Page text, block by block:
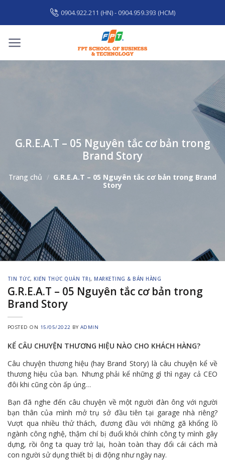
content
0904.922.211 (HN) - 0904.959.393 (HCM)
G.R.E.A.T – 05 Nguyên tắc cơ bản trong
Brand Story
Trang chủ / G.R.E.A.T – 05 Nguyên tắc cơ bản trong Brand
Story
TIN TỨC,KIẾN THỨC QUẢN TRỊ,MARKETING & BÁN HÀNG
G.R.E.A.T – 05 Nguyên tắc cơ bản trong
Brand Story
POSTED ON 15/05/2022 BY ADMIN
KỂ CÂU CHUYỆN THƯƠNG HIỆU NÀO CHO KHÁCH HÀNG?
Câu chuyện thương hiệu (hay Brand Story) là câu chuyện kể về
thương hiệu của bạn. Nhưng phải kể những gì thì ngay cả CEO
đôi khi cũng còn ấp úng…
Bạn đã nghe đến câu chuyện về một người đàn ông với người
bạn thân của mình mở trụ sở đầu tiên tại garage nhà riêng?
Vượt qua nhiều thử thách, đương đầu với những gã khổng lồ
ngành công nghệ, thậm chí bị đuổi khỏi chính công ty mình gây
dựng, rồi ông ta quay trở lại, hoàn toàn thay đổi cái cách mà
con người sử dụng thiết bị di động như ngày nay.